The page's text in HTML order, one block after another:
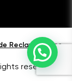
reserved.
Reclamaciones